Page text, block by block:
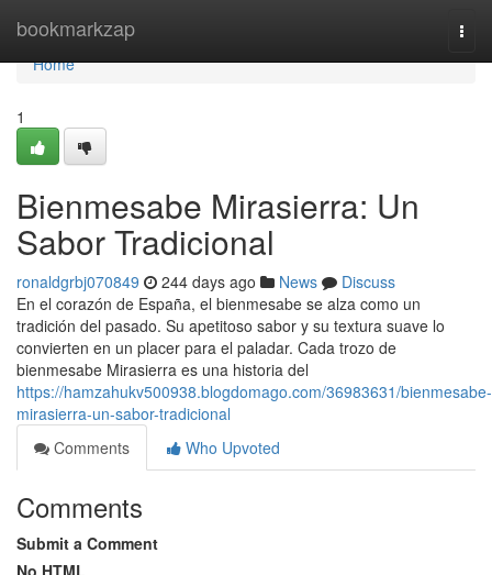
bookmarkzap
Home
Home
1
Bienmesabe Mirasierra: Un
Sabor Tradicional
ronaldgrbj070849 244 days ago News
Discuss
En el corazón de España, el bienmesabe se alza como un
tradición del pasado. Su apetitoso sabor y su textura suave lo
convierten en un placer para el paladar. Cada trozo de
bienmesabe Mirasierra es una historia del
https://hamzahukv500938.blogdomago.com/36983631/bienmesabe-
mirasierra-un-sabor-tradicional
Comments
Who Upvoted
Comments
Submit a Comment
No HTML